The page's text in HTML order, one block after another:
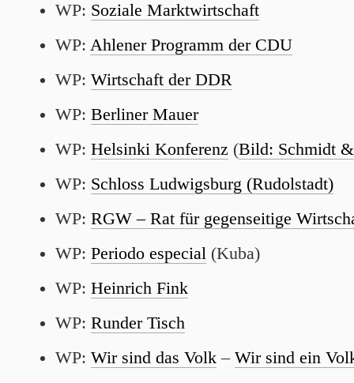
WP: Soziale Marktwirtschaft
WP: Ahlener Programm der CDU
WP: Wirtschaft der DDR
WP: Berliner Mauer
WP: Helsinki Konferenz (Bild: Schmidt
WP: Schloss Ludwigsburg (Rudolstadt)
WP: RGW – Rat für gegenseitige
WP: Periodo especial (Kuba)
WP: Heinrich Fink
WP: Runder Tisch
WP: Wir sind das Volk – Wir sind ein